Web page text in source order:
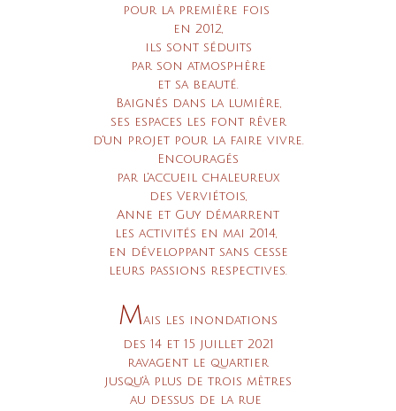
pour la première fois
en 2012,
ils sont séduits
par son atmosphère
et sa beauté.
Baignés dans la lumière,
ses espaces les font rêver
d'un projet pour la faire vivre.
Encouragés
par l'accueil chaleureux
des Verviétois,
Anne et Guy démarrent
les activités en mai 2014,
en développant sans cesse
leurs passions respectives.
Mais les inondations
des 14 et 15 juillet 2021
ravagent le quartier
jusqu'à plus de trois mètres
au dessus de la rue